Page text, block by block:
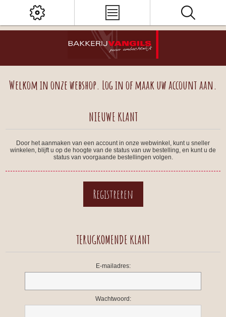
Welkom in onze webshop. Log in of maak uw account aan.
NIEUWE KLANT
Door het aanmaken van een account in onze webwinkel, kunt u sneller
winkelen, blijft u op de hoogte van de status van uw bestelling, en kunt u de
status van voorgaande bestellingen volgen.
TERUGKOMENDE KLANT
E-mailadres:
Wachtwoord: